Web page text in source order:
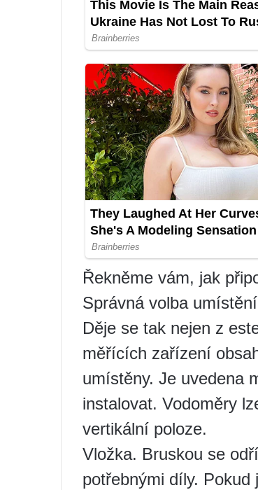
Řekněme vám, jak
Správná volba
Děje se tak nejen z
měřících zařízení
umístěny. Je uvedena
instalovat. Vodoměry
vertikální poloze.
Vložka. Bruskou se
potřebnými díly.